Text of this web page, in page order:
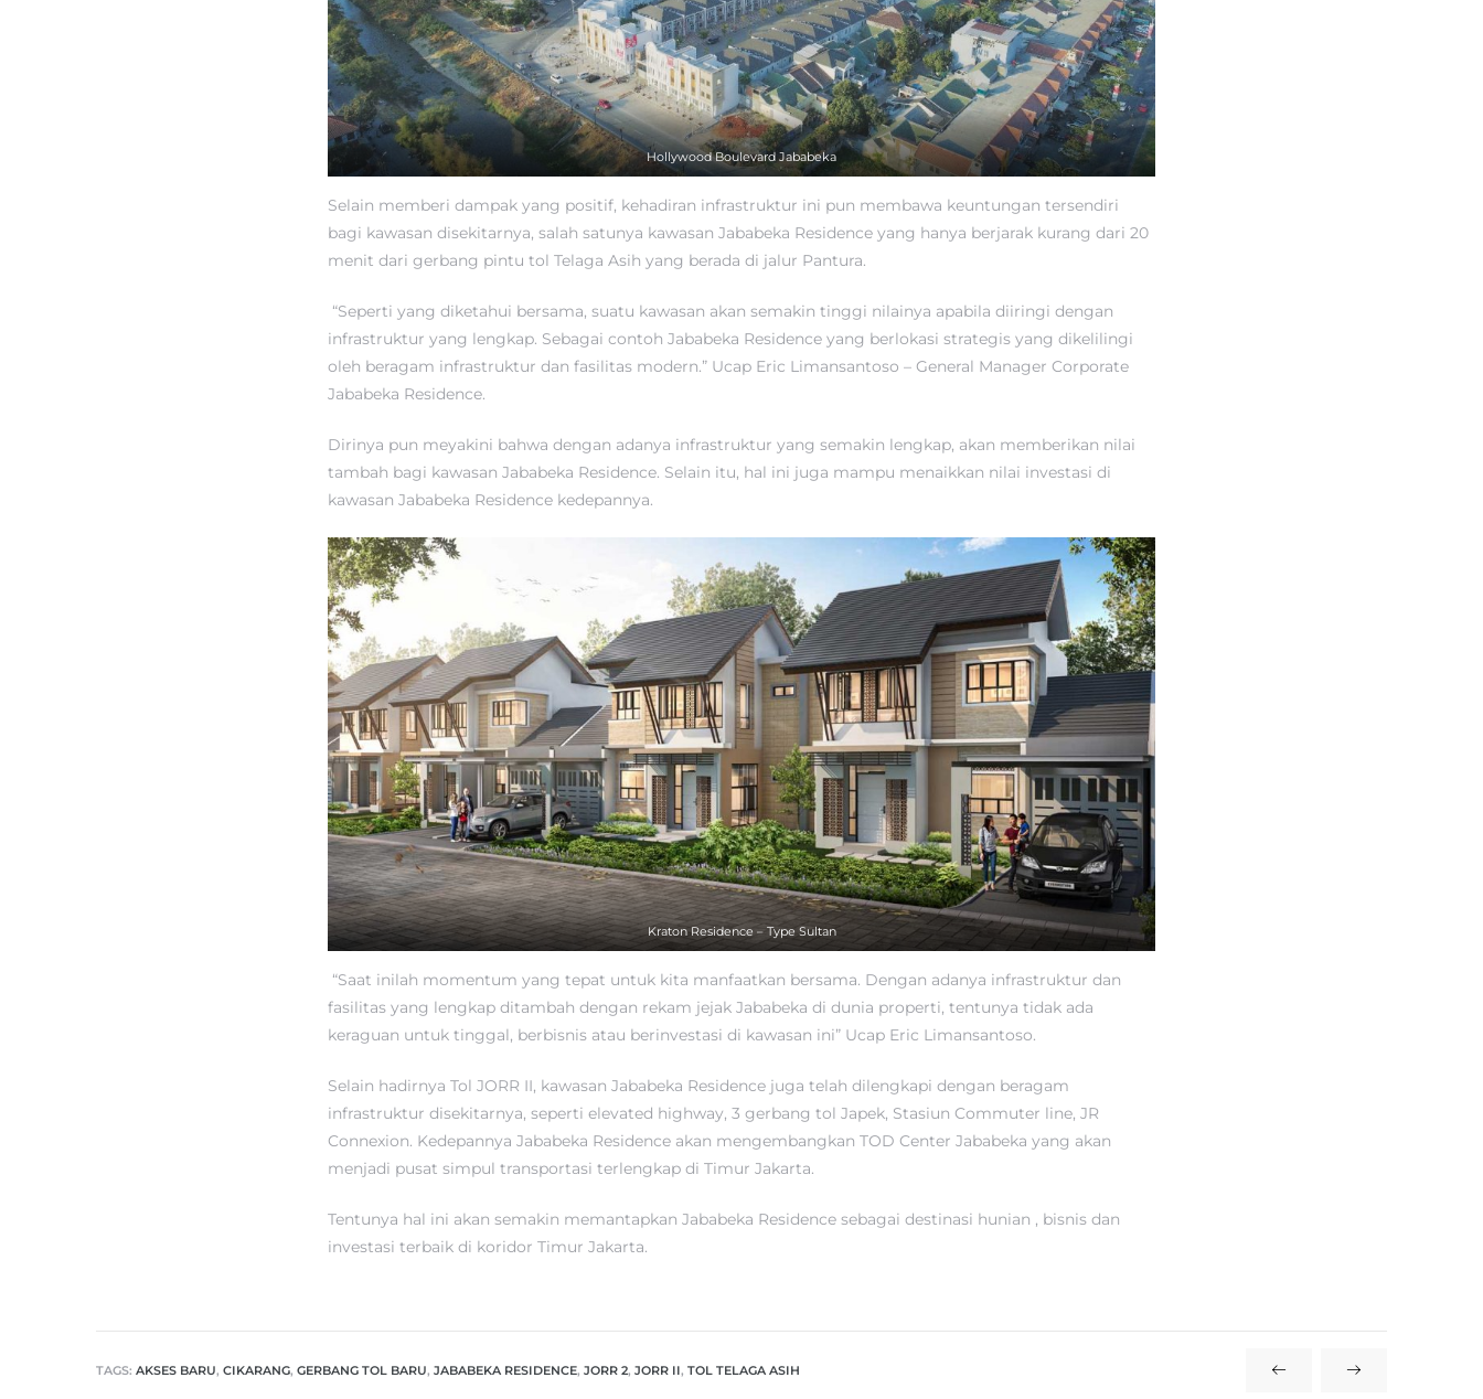
Hollywood Boulevard Jababeka
Selain memberi dampak yang positif, kehadiran infrastruktur ini pun membawa keuntungan tersendiri
bagi kawasan disekitarnya, salah satunya kawasan Jababeka Residence yang hanya berjarak kurang dari 20
menit dari gerbang pintu tol Telaga Asih yang berada di jalur Pantura.
“Seperti yang diketahui bersama, suatu kawasan akan semakin tinggi nilainya apabila diiringi dengan
infrastruktur yang lengkap. Sebagai contoh Jababeka Residence yang berlokasi strategis yang dikelilingi
oleh beragam infrastruktur dan fasilitas modern.” Ucap Eric Limansantoso – General Manager Corporate
Jababeka Residence.
Dirinya pun meyakini bahwa dengan adanya infrastruktur yang semakin lengkap, akan memberikan nilai
tambah bagi kawasan Jababeka Residence. Selain itu, hal ini juga mampu menaikkan nilai investasi di
kawasan Jababeka Residence kedepannya.
Kraton Residence – Type Sultan
“Saat inilah momentum yang tepat untuk kita manfaatkan bersama. Dengan adanya infrastruktur dan
fasilitas yang lengkap ditambah dengan rekam jejak Jababeka di dunia properti, tentunya tidak ada
keraguan untuk tinggal, berbisnis atau berinvestasi di kawasan ini” Ucap Eric Limansantoso.
Selain hadirnya Tol JORR II, kawasan Jababeka Residence juga telah dilengkapi dengan beragam
infrastruktur disekitarnya, seperti elevated highway, 3 gerbang tol Japek, Stasiun Commuter line, JR
Connexion. Kedepannya Jababeka Residence akan mengembangkan TOD Center Jababeka yang akan
menjadi pusat simpul transportasi terlengkap di Timur Jakarta.
Tentunya hal ini akan semakin memantapkan Jababeka Residence sebagai destinasi hunian , bisnis dan
investasi terbaik di koridor Timur Jakarta.
TAGS: AKSES BARU, CIKARANG, GERBANG TOL BARU, JABABEKA RESIDENCE, JORR 2, JORR II, TOL TELAGA ASIH